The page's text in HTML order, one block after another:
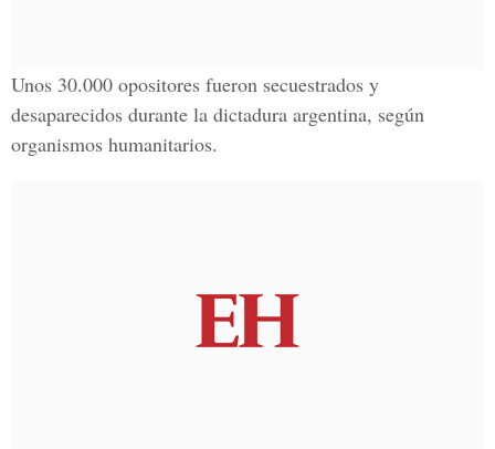
Unos 30.000 opositores fueron secuestrados y
desaparecidos durante la dictadura argentina, según
organismos humanitarios.